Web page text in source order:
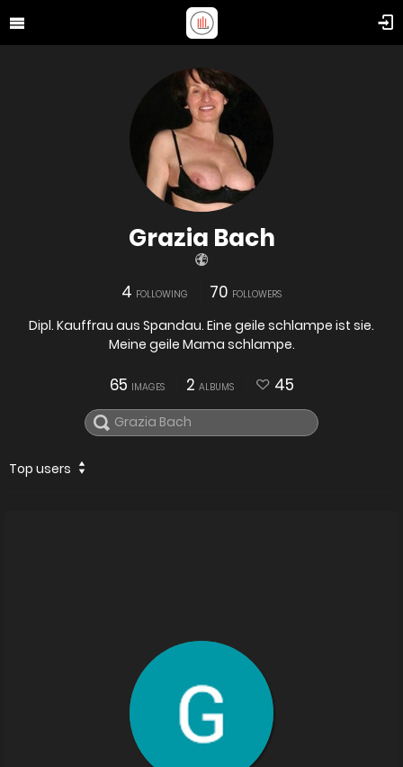
Grazia Bach
4 FOLLOWING 70 FOLLOWERS
Dipl. Kauffrau aus Spandau. Eine geile schlampe ist sie.
Meine geile Mama schlampe.
65 IMAGES 2 ALBUMS 45
Top users